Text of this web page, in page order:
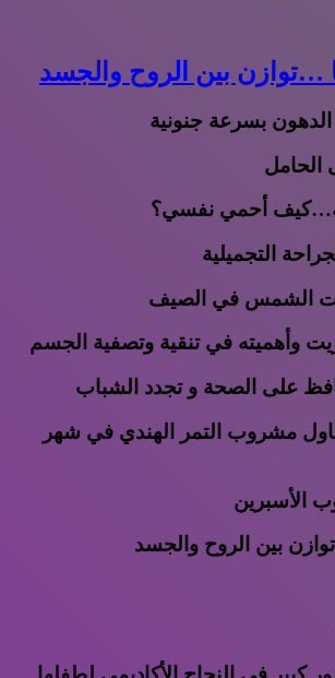
…توازن بين الروح والجسد
بسرعة جنونية
الحامل
أحمي نفسي؟
التجميلية
الشمس في الصيف
وأهميته في تنقية وتصفية الجسم
على الصحة و تجدد الشباب
مشروب التمر الهندي في شهر
الأسبرين
بين الروح والجسد